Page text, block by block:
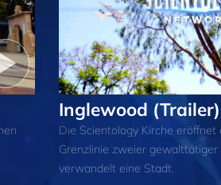
Inglewood (Trailer)
Die Scientology Kirche eröffnet
Grenzlinie zweier gewalttätiger
verwandelt eine Stadt.